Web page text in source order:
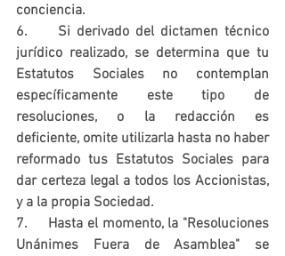
conciencia.
6.     Si derivado del dictamen técnico
jurídico realizado, se determina que tu
Estatutos Sociales no contemplan
específicamente este tipo de
resoluciones, o la redacción es
deficiente, omite utilizarla hasta no haber
reformado tus Estatutos Sociales para
dar certeza legal a todos los Accionistas,
y a la propia Sociedad.
7.     Hasta el momento, la "Resoluciones
Unánimes Fuera de Asamblea" se